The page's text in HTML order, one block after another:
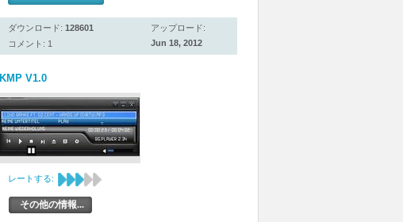
ダウンロード: 128601
コメント: 1
アップロード:
Jun 18, 2012
KMP V1.0
レートする:
その他の情報...